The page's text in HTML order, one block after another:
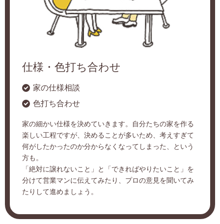
仕様・色打ち合わせ
家の仕様相談
色打ち合わせ
家の細かい仕様を決めていきます。自分たちの家を作る
楽しい工程ですが、決めることが多いため、考えすぎて
何がしたかったのか分からなくなってしまった、という
方も。
「絶対に譲れないこと」と「できればやりたいこと」を
分けて営業マンに伝えてみたり、プロの意見を聞いてみ
たりして進めましょう。